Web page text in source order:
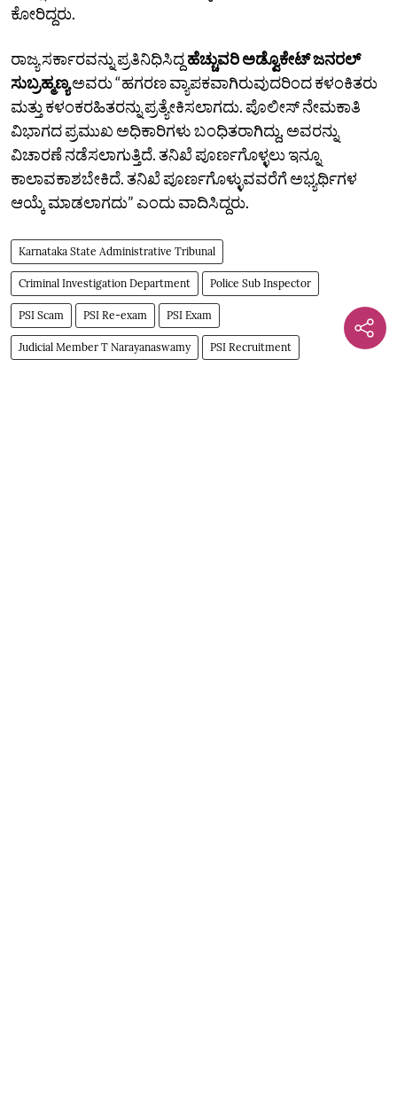
ಕೋರಿದ್ದರು.
ರಾಜ್ಯ ಸರ್ಕಾರವನ್ನು ಪ್ರತಿನಿಧಿಸಿದ್ದಹೆಚ್ಚುವರಿ ಅಡ್ವೊಕೇಟ್‌ ಜನರಲ್‌
ಸುಬ್ರಹ್ಮಣ್ಯಅವರು “ಹಗರಣ ವ್ಯಾಪಕವಾಗಿರುವುದರಿಂದ ಕಳಂಕಿತರು
ಮತ್ತು ಕಳಂಕರಹಿತರನ್ನು ಪ್ರತ್ಯೇಕಿಸಲಾಗದು. ಪೊಲೀಸ್‌ ನೇಮಕಾತಿ
ವಿಭಾಗದ ಪ್ರಮುಖ ಅಧಿಕಾರಿಗಳು ಬಂಧಿತರಾಗಿದ್ದು, ಅವರನ್ನು
ವಿಚಾರಣೆ ನಡೆಸಲಾಗುತ್ತಿದೆ. ತನಿಖೆ ಪೂರ್ಣಗೊಳ್ಳಲು ಇನ್ನೂ
ಕಾಲಾವಕಾಶಬೇಕಿದೆ. ತನಿಖೆ ಪೂರ್ಣಗೊಳ್ಳುವವರೆಗೆ ಅಭ್ಯರ್ಥಿಗಳ
ಆಯ್ಕೆ ಮಾಡಲಾಗದು” ಎಂದು ವಾದಿಸಿದ್ದರು.
Karnataka State Administrative Tribunal
Criminal Investigation Department Police Sub Inspector
PSI Scam PSI Re-exam PSI Exam
Judicial Member T Narayanaswamy PSI Recruitment